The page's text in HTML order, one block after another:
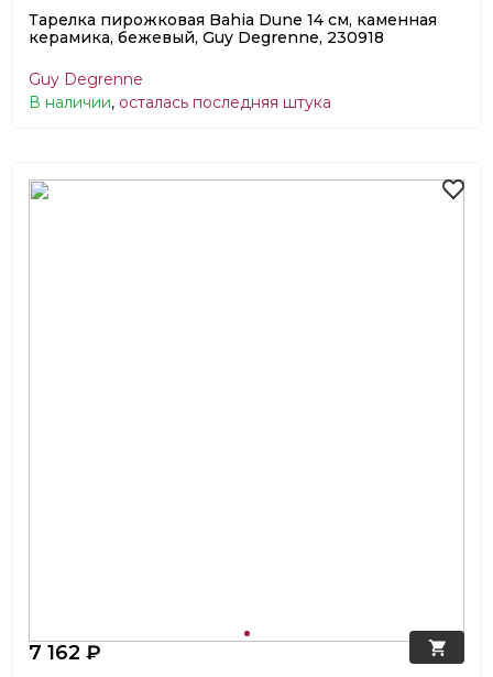
Тарелка пирожковая Bahia Dune 14 см, каменная
керамика, бежевый, Guy Degrenne, 230918
Guy Degrenne
В наличии, осталась последняя штука
7 162 ₽